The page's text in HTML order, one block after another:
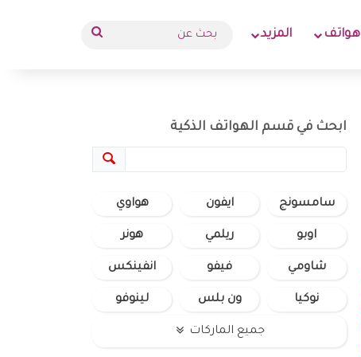
هواتف المزيد بحث
ابحث في قسم الهواتف الذكية
سامسونج ايفون هواوي
اوبو ريلمي هونر
شاومي فيفو انفينكس
نوكيا ون بلس لينوفو
جميع الماركات